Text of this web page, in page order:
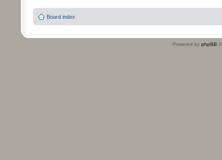
Board index
Powered by phpBB